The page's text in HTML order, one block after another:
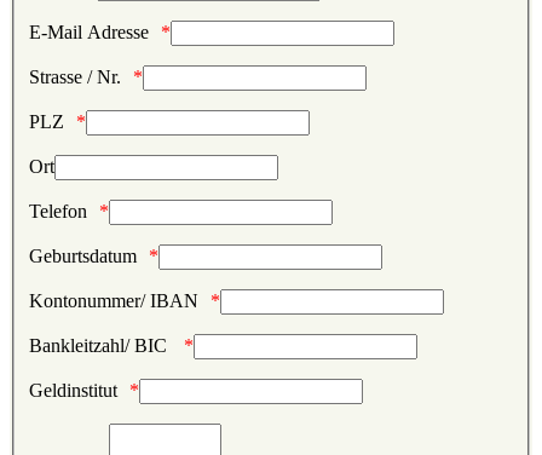
E-Mail Adresse
Strasse / Nr.
PLZ
Ort
Telefon
Geburtsdatum
Kontonummer/ IBAN
Bankleitzahl/ BIC
Geldinstitut